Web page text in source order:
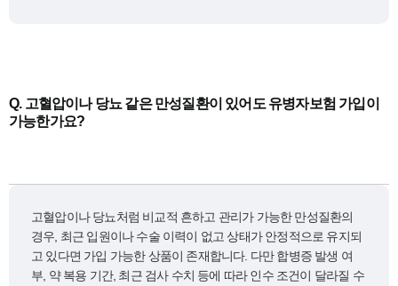
Q.고혈압이나 당뇨 같은 만성질환이 있어도 유병자보험 가입이
가능한가요?
고혈압이나 당뇨처럼 비교적 흔하고 관리가 가능한 만성질환의
경우, 최근 입원이나 수술 이력이 없고 상태가 안정적으로 유지되
고 있다면 가입 가능한 상품이 존재합니다. 다만 합병증 발생 여
부, 약 복용 기간, 최근 검사 수치 등에 따라 인수 조건이 달라질 수